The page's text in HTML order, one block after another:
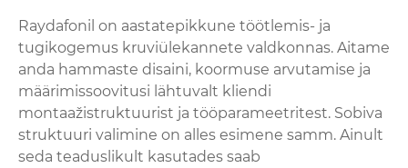
Raydafonil on aastatepikkune töötlemis- ja
tugikogemus kruviülekannete valdkonnas. Aitame
anda hammaste disaini, koormuse arvutamise ja
määrimissoovitusi lähtuvalt kliendi
montaažistruktuurist ja tööparameetritest. Sobiva
struktuuri valimine on alles esimene samm. Ainult
seda teaduslikult kasutades saab